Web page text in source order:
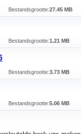
Bestandsgrootte:27.45 MB
Bestandsgrootte:1.21 MB
Bestandsgrootte:3.73 MB
Bestandsgrootte:5.06 MB